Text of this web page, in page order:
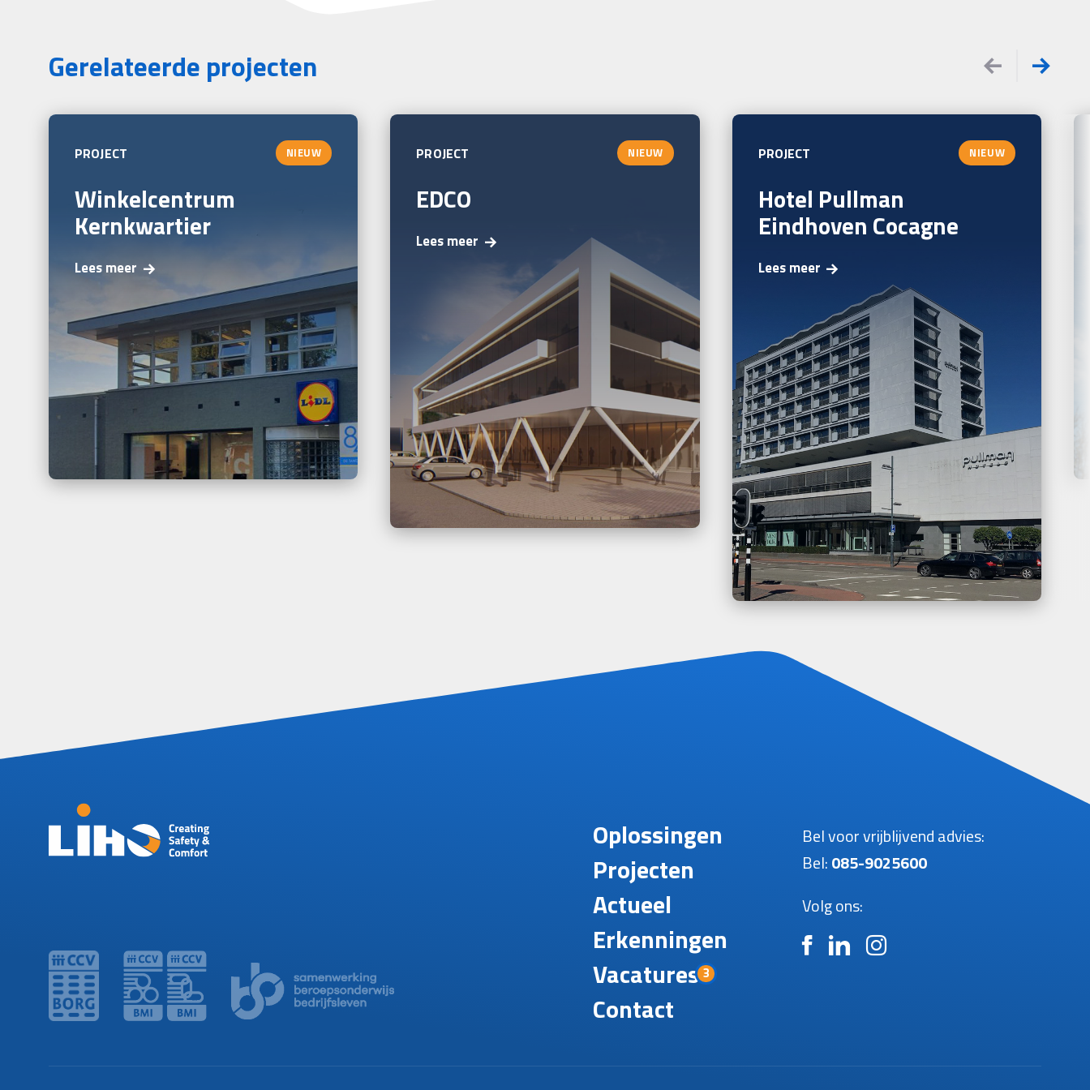
Gerelateerde projecten
PROJECT NIEUW
Winkelcentrum
Kernkwartier
Lees meer
PROJECT NIEUW
EDCO
Lees meer
PROJECT NIEUW
Hotel Pullman
Eindhoven Cocagne
Lees meer
Oplossingen
Projecten
Actueel
Erkenningen
Vacatures 3
Contact
Bel voor vrijblijvend advies:
Bel:085-9025600
Volg ons: